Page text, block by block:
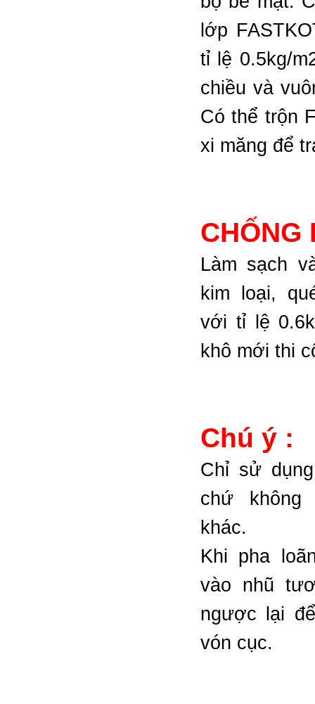
lớp
tỉ lệ 0.5kg/
chiều và
Có thể trộn
xi măng để
CHỐNG
Làm sạch
kim loại,
với tỉ lệ
khô mới thi
Chú ý :
Chỉ sử
chứ
khác.
Khi pha
vào nhũ
ngược lại
vón cục.